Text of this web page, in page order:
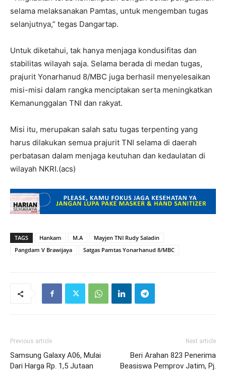
selama melaksanakan Pamtas, untuk mengemban tugas
selanjutnya,” tegas Dangartap.
Untuk diketahui, tak hanya menjaga kondusifitas dan
stabilitas wilayah saja. Selama berada di medan tugas,
prajurit Yonarhanud 8/MBC juga berhasil menyelesaikan
misi-misi dalam rangka menciptakan serta meningkatkan
Kemanunggalan TNI dan rakyat.
Misi itu, merupakan salah satu tugas terpenting yang
harus dilakukan semua prajurit TNI selama di daerah
perbatasan dalam menjaga keutuhan dan kedaulatan di
wilayah NKRI.(acs)
TAGS Hankam M.A
Mayjen TNI Rudy Saladin
Pangdam V Brawijaya
Satgas Pamtas Yonarhanud 8/MBC
Previous article
Samsung Galaxy A06, Mulai
Dari Harga Rp. 1,5 Jutaan
Next article
Beri Arahan 823 Penerima
Beasiswa Pemprov Jatim, Pj.